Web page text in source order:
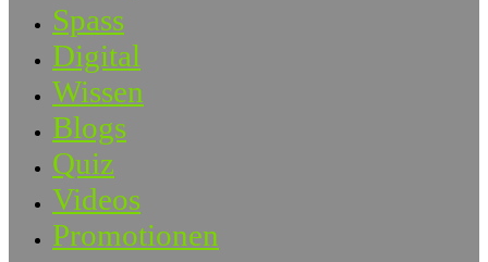
Spass
Digital
Wissen
Blogs
Quiz
Videos
Promotionen